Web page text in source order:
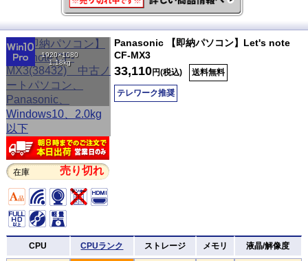
1920×1080
1.18kg
在庫 売り切れ
Panasonic 【即納パソコン】Let's note
CF-MX3
33,110円(税込) 送料無料
テレワーク推奨
CPU CPUランク ストレージ メモリ 液晶/解像度